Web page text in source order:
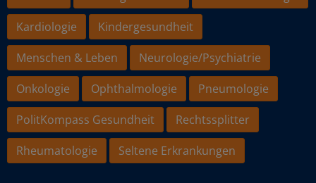
Kardiologie
Kindergesundheit
Menschen & Leben
Neurologie/Psychiatrie
Onkologie
Ophthalmologie
Pneumologie
PolitKompass Gesundheit
Rechtssplitter
Rheumatologie
Seltene Erkrankungen